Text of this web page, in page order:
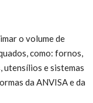
o volume de
como: fornos,
e sistemas
da ANVISA e da